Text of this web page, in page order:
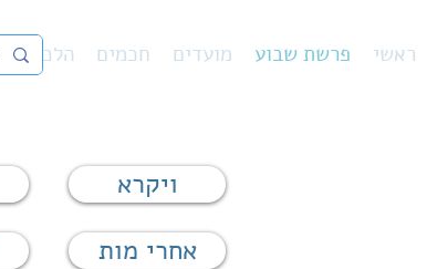
הלכה חכמים מועדים פרשת שבוע ראשי
ויקרא
אחרי מות